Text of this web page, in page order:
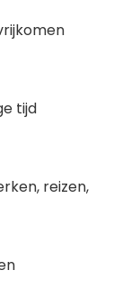
tijd
reizen,